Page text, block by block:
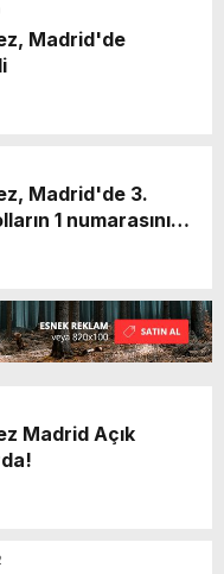
Madrid'de
Madrid'de 3.
1 numarasını
Madrid Açık